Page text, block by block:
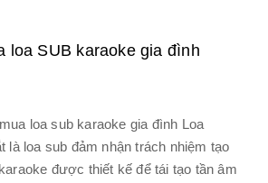
loa SUB karaoke gia đình
loa sub karaoke gia đình Loa
là loa sub đảm nhận trách nhiệm tạo
được thiết kế để tái tạo tần âm